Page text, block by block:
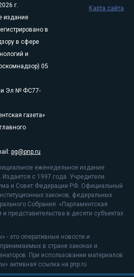
г.
издание
в
в сфере
и
05
Эл № ФС77-
газета»
pg@pnp.ru
еженедельное издание
с 1997 года. Учредители
и Совет Федерации РФ. Официальный
законов, федеральных
Собрания. «Парламентская
и представительства в десяти субъектах
- это оперативные новости и
в стране законах и
При использовании материалов
активная ссылка на pnp.ru
Карта сайта